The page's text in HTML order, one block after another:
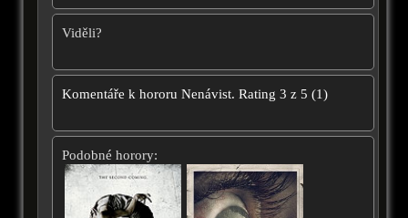
Viděli?
Komentáře k hororu Nenávist. Rating 3 z 5 (1)
Podobné horory: